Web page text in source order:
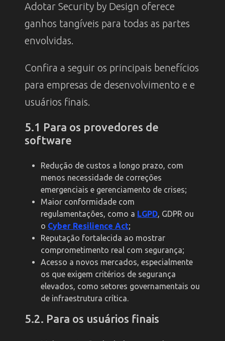
Adotar Security by Design oferece
ganhos tangíveis para todas as partes
envolvidas.
Confira a seguir os principais benefícios
para empresas de desenvolvimento e e
usuários finais.
5.1 Para os provedores de
software
Redução de custos a longo prazo, com
menos necessidade de correções
emergenciais e gerenciamento de crises;
Maior conformidade com
regulamentações, como a LGPD, GDPR ou
o Cyber Resilience Act;
Reputação fortalecida ao mostrar
comprometimento real com segurança;
Acesso a novos mercados, especialmente
os que exigem critérios de segurança
elevados, como setores governamentais ou
de infraestrutura crítica.
5.2. Para os usuários finais